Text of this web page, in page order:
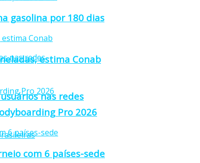
nas redes
gasolina por 180 dias
estima Conab
Pro 2026
com 6 países-sede